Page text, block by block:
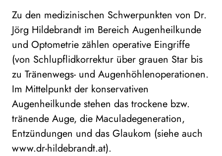
Zu den medizinischen Schwerpunkten von Dr.
Jörg Hildebrandt im Bereich Augenheilkunde
und Optometrie zählen operative Eingriffe
(von Schlupflidkorrektur über grauen Star bis
zu Tränenwegs- und Augenhöhlenoperationen.
Im Mittelpunkt der konservativen
Augenheilkunde stehen das trockene bzw.
tränende Auge, die Maculadegeneration,
Entzündungen und das Glaukom (siehe auch
www.dr-hildebrandt.at).